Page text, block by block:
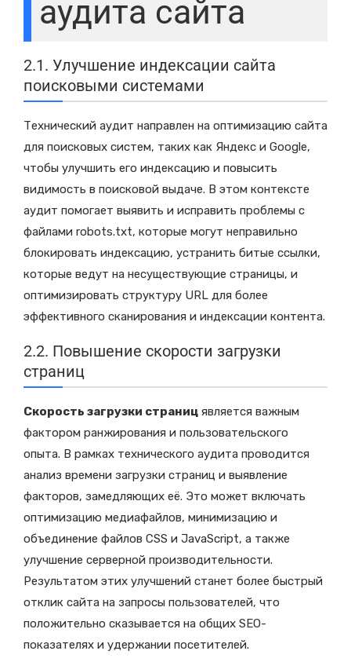
аудита сайта
2.1. Улучшение индексации сайта
поисковыми системами
Технический аудит направлен на оптимизацию сайта
для поисковых систем, таких как Яндекс и Google,
чтобы улучшить его индексацию и повысить
видимость в поисковой выдаче. В этом контексте
аудит помогает выявить и исправить проблемы с
файлами robots.txt, которые могут неправильно
блокировать индексацию, устранить битые ссылки,
которые ведут на несуществующие страницы, и
оптимизировать структуру URL для более
эффективного сканирования и индексации контента.
2.2. Повышение скорости загрузки
страниц
Скорость загрузки страниц является важным
фактором ранжирования и пользовательского
опыта. В рамках технического аудита проводится
анализ времени загрузки страниц и выявление
факторов, замедляющих её. Это может включать
оптимизацию медиафайлов, минимизацию и
объединение файлов CSS и JavaScript, а также
улучшение серверной производительности.
Результатом этих улучшений станет более быстрый
отклик сайта на запросы пользователей, что
положительно сказывается на общих SEO-
показателях и удержании посетителей.